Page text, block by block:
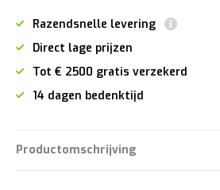
Razendsnelle levering
Direct lage prijzen
Tot € 2500 gratis verzekerd
14 dagen bedenktijd
Productomschrijving